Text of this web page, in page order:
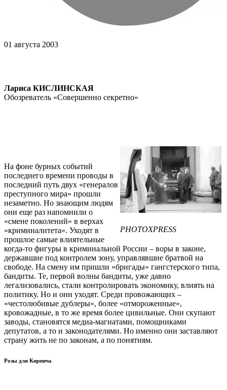
01 августа 2003
Лариса КИСЛИНСКАЯ
Обозреватель «Совершенно секретно»
PHOTOXPRESS
На фоне бурных событий
последнего времени проводы в
последний путь двух «генералов
преступного мира» прошли
незаметно. Но знающим людям
они еще раз напомнили о
«смене поколений» в верхах
«криминалитета». Уходят в
прошлое самые влиятельные
когда-то фигуры в криминальной России – воры в законе,
державшие под контролем зону, управлявшие братвой на
свободе. На смену им пришли «бригады» гангстерского типа,
бандиты. Те, первой волны бандиты, уже давно
легализовались, стали контролировать экономику, влиять на
политику. Но и они уходят. Среди провожающих –
«честолюбивые дублеры», более «отмороженные»,
кровожадные, в то же время более цивильные. Они скупают
заводы, становятся медиа-магнатами, помощниками
депутатов, а то и законодателями. Но именно они заставляют
страну жить не по законам, а по понятиям.
Розы для Кирпича